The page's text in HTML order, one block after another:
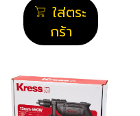
ใส่ตระ
กร้า